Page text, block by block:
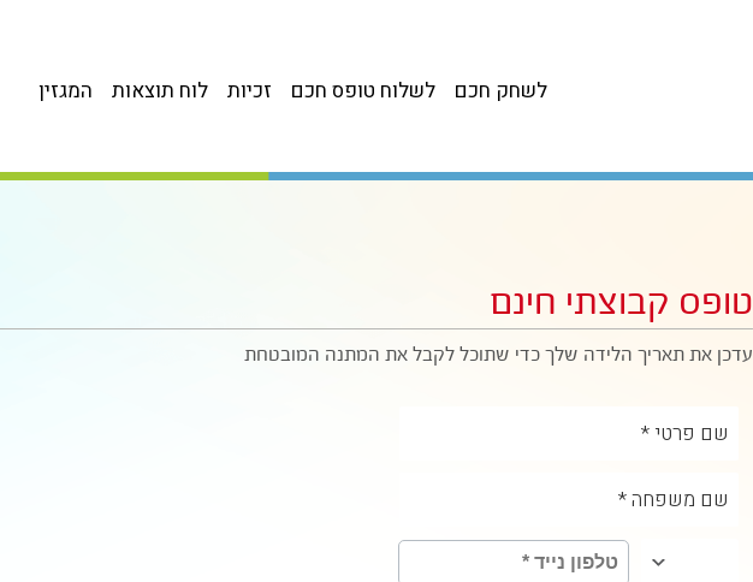
המגזין לוח תוצאות זכיות לשלוח טופס חכם לשחק חכם
טופס קבוצתי חינם
עדכן את תאריך הלידה שלך כדי שתוכל לקבל את המתנה המובטחת